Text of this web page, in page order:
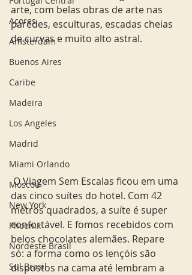
Açores
Amsterdam
Buenos Aires
Caribe
Madeira
Los Angeles
Madrid
Miami Orlando
Moscou
New York
Phoenix
Nordeste Brasil
Sul Brasil
arte, com belas obras de arte nas
paredes, esculturas, escadas cheias
de curvas e muito alto astral.
O Viagem Sem Escalas ficou em uma
das cinco suítes do hotel. Com 42
metros quadrados, a suíte é super
confortável. E fomos recebidos com
belos chocolates alemães. Repare
só: a forma como os lençóis são
dispostos na cama até lembram a